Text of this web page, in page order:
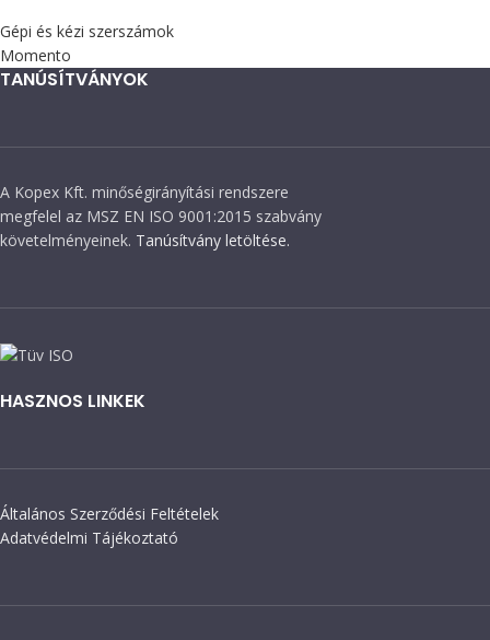
Gépi és kézi szerszámok
Momento
TANÚSÍTVÁNYOK
A Kopex Kft. minőségirányítási rendszere
megfelel az MSZ EN ISO 9001:2015 szabvány
követelményeinek. Tanúsítvány letöltése.
HASZNOS LINKEK
Általános Szerződési Feltételek
Adatvédelmi Tájékoztató